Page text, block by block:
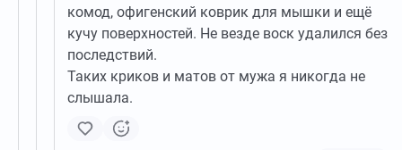
комод, офигенский коврик для мышки и ещё
кучу поверхностей. Не везде воск удалился без
последствий.
Таких криков и матов от мужа я никогда не
слышала.